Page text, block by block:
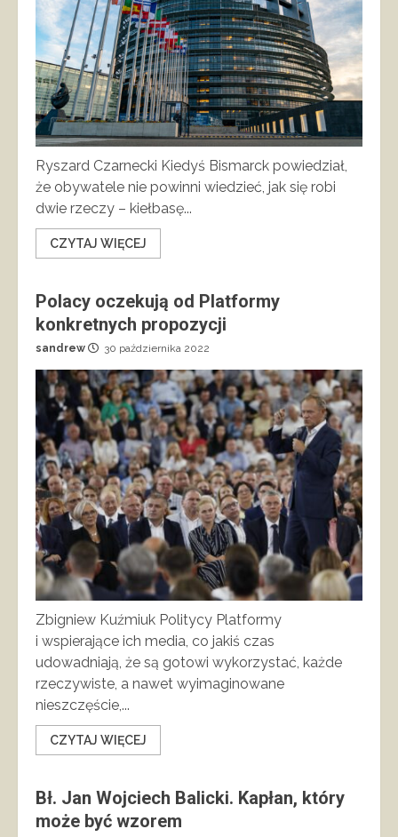
Ryszard Czarnecki Kiedyś Bismarck powiedział,
że obywatele nie powinni wiedzieć, jak się robi
dwie rzeczy – kiełbasę...
CZYTAJ WIĘCEJ
Polacy oczekują od Platformy
konkretnych propozycji
sandrew 30 października 2022
Zbigniew Kuźmiuk Politycy Platformy
i wspierające ich media, co jakiś czas
udowadniają, że są gotowi wykorzystać, każde
rzeczywiste, a nawet wyimaginowane
nieszczęście,...
CZYTAJ WIĘCEJ
Bł. Jan Wojciech Balicki. Kapłan, który
może być wzorem